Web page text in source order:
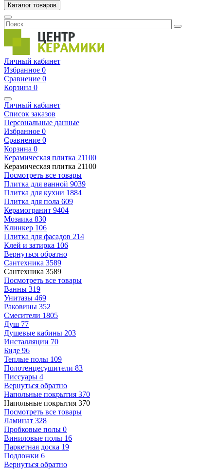
Каталог товаров
Личный кабинет
Избранное 0
Сравнение 0
Корзина 0
Личный кабинет
Список заказов
Персональные данные
Избранное 0
Сравнение 0
Корзина 0
Керамическая плитка 21100
Керамическая плитка 21100
Посмотреть все товары
Плитка для ванной 9039
Плитка для кухни 1884
Плитка для пола 609
Керамогранит 9404
Мозаика 830
Клинкер 106
Плитка для фасадов 214
Клей и затирка 106
Вернуться обратно
Сантехника 3589
Сантехника 3589
Посмотреть все товары
Ванны 319
Унитазы 469
Раковины 352
Смесители 1805
Душ 77
Душевые кабины 203
Инсталляции 70
Биде 96
Теплые полы 109
Полотенцесушители 83
Писсуары 4
Вернуться обратно
Напольные покрытия 370
Напольные покрытия 370
Посмотреть все товары
Ламинат 328
Пробковые полы 0
Виниловые полы 16
Паркетная доска 19
Подложки 6
Вернуться обратно